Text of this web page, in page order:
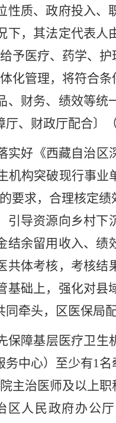
性质、政府投入
下，其法定代表
予医疗、药学、
化管理，将符合
财务、绩效等统
厅、财政厅配合〕（
实好 《西藏自治
机构突破现行事业
要求，合理核定
引导资源向乡村下
结余留用收入、绩
体考核， 考核结
础上，强化对县
同牵头，区医保局
保障基层医疗卫生
务中心）至少有1名
主治医师及以上
区人民政府办公